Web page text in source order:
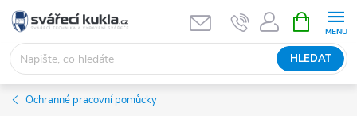
Přejít na obsah
HLEDAT
Ochranné pracovní pomůcky